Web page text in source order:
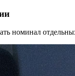
номинал